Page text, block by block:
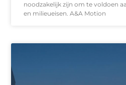
noodzakelijk zijn om te voldoen
en milieueisen. A&A Motion